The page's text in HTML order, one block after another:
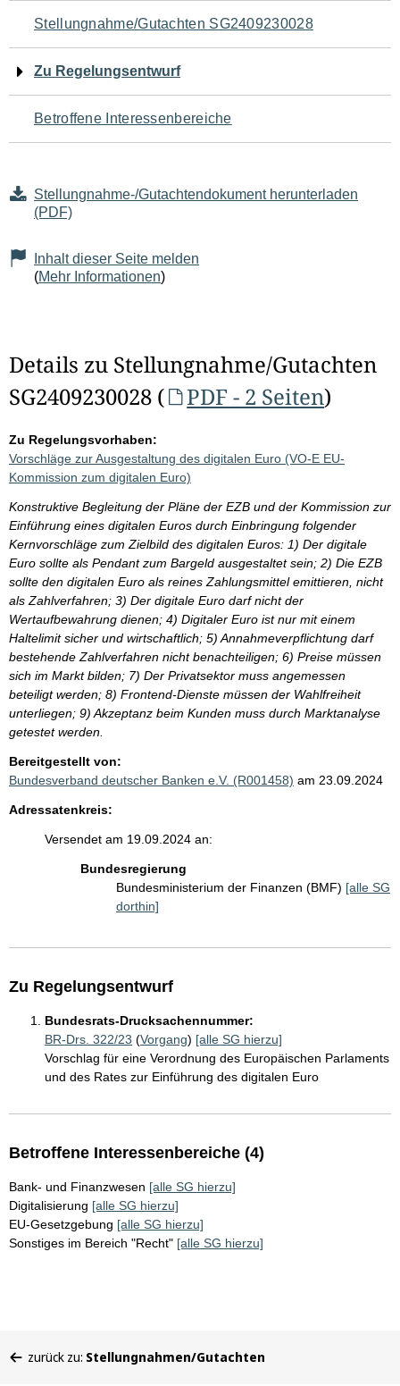
Navigation
für
den
Seiteninhalt
Stellungnahme/Gutachten SG2409230028
Zu Regelungsentwurf
Betroffene Interessenbereiche
Stellungnahme-/Gutachtendokument herunterladen
(PDF)
Inhalt dieser Seite melden
(Mehr Informationen)
Details zu Stellungnahme/Gutachten
SG2409230028 (
PDF - 2 Seiten)
Zu Regelungsvorhaben:
Vorschläge zur Ausgestaltung des digitalen Euro (VO-E EU-
Kommission zum digitalen Euro)
Konstruktive Begleitung der Pläne der EZB und der Kommission zur
Einführung eines digitalen Euros durch Einbringung folgender
Kernvorschläge zum Zielbild des digitalen Euros: 1) Der digitale
Euro sollte als Pendant zum Bargeld ausgestaltet sein; 2) Die EZB
sollte den digitalen Euro als reines Zahlungsmittel emittieren, nicht
als Zahlverfahren; 3) Der digitale Euro darf nicht der
Wertaufbewahrung dienen; 4) Digitaler Euro ist nur mit einem
Haltelimit sicher und wirtschaftlich; 5) Annahmeverpflichtung darf
bestehende Zahlverfahren nicht benachteiligen; 6) Preise müssen
sich im Markt bilden; 7) Der Privatsektor muss angemessen
beteiligt werden; 8) Frontend-Dienste müssen der Wahlfreiheit
unterliegen; 9) Akzeptanz beim Kunden muss durch Marktanalyse
getestet werden.
Bereitgestellt von:
Bundesverband deutscher Banken e.V. (R001458) am 23.09.2024
Adressatenkreis:
Versendet am 19.09.2024 an:
Bundesregierung
Bundesministerium der Finanzen (BMF) [alle SG
dorthin]
Zu Regelungsentwurf
Bundesrats-Drucksachennummer:
BR-Drs. 322/23 (Vorgang) [alle SG hierzu]
Vorschlag für eine Verordnung des Europäischen Parlaments
und des Rates zur Einführung des digitalen Euro
Betroffene Interessenbereiche (4)
Bank- und Finanzwesen [alle SG hierzu]
Digitalisierung [alle SG hierzu]
EU-Gesetzgebung [alle SG hierzu]
Sonstiges im Bereich "Recht" [alle SG hierzu]
befinden
zurück zu: Stellungnahmen/Gutachten